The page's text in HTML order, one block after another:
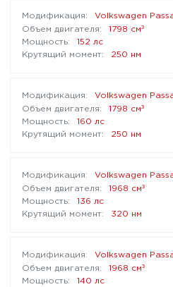
Volkswagen
1798 см³
152 лс
250 нм
Volkswagen
1798 см³
160 лс
250 нм
Volkswagen
1968 см³
136 лс
320 нм
Volkswagen
1968 см³
140 лс